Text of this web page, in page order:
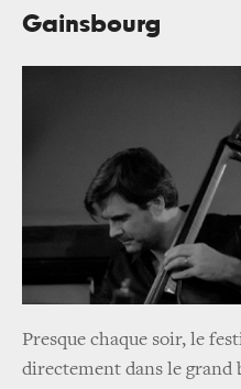
Gainsbourg
Presque chaque soir, le
directement dans le